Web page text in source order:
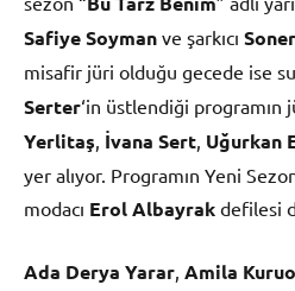
Safiye Soyman ve şarkıcı
misafir jüri olduğu gecede ise
Serter‘in üstlendiği programın
Yerlitaş İvana Sert Uğurkan
yer alıyor. Programın Yeni
modacı Erol Albayrak defilesi
Ada Derya Yarar Amila